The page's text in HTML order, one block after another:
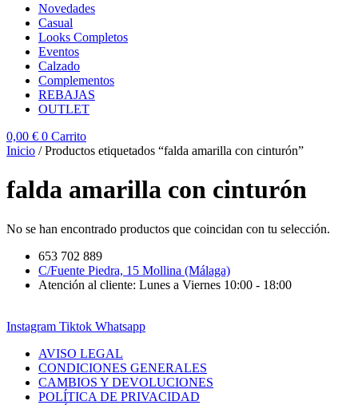
Novedades
Casual
Looks Completos
Eventos
Calzado
Complementos
REBAJAS
OUTLET
0,00 € 0 Carrito
Inicio / Productos etiquetados “falda amarilla con cinturón”
falda amarilla con cinturón
No se han encontrado productos que coincidan con tu selección.
653 702 889
C/Fuente Piedra, 15 Mollina (Málaga)
Atención al cliente: Lunes a Viernes 10:00 - 18:00
Instagram Tiktok Whatsapp
AVISO LEGAL
CONDICIONES GENERALES
CAMBIOS Y DEVOLUCIONES
POLÍTICA DE PRIVACIDAD